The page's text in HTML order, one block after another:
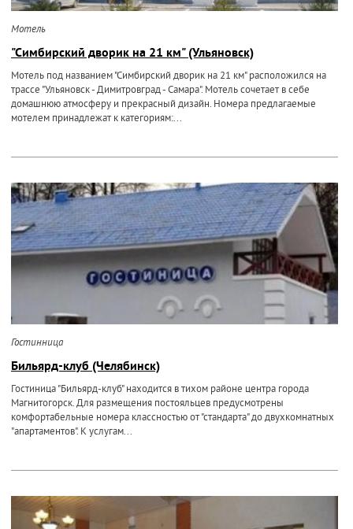
Мотель
"Симбирский дворик на 21 км" (Ульяновск)
Мотель под названием "Симбирский дворик на 21 км" расположился на
трассе "Ульяновск - Димитровград - Самара". Мотель сочетает в себе
домашнюю атмосферу и прекрасный дизайн. Номера предлагаемые
мотелем принадлежат к категориям:...
Гостинница
Бильярд-клуб (Челябинск)
Гостиница "Бильярд-клуб" находится в тихом районе центра города
Магнитогорск. Для размещения постояльцев предусмотрены
комфортабельные номера классностью от "стандарта" до двухкомнатных
"апартаментов". К услугам...